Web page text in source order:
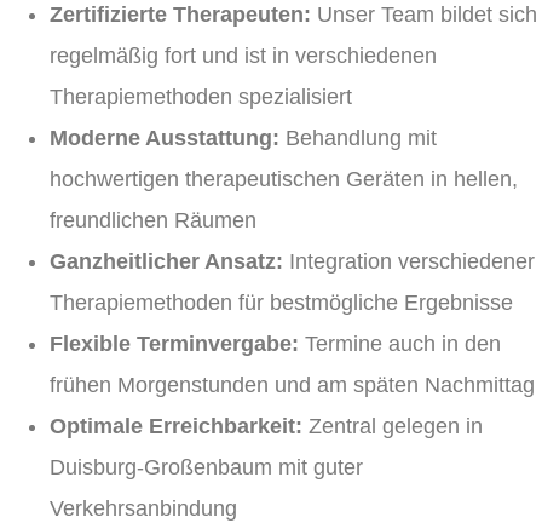
Zertifizierte Therapeuten: Unser Team bildet sich
regelmäßig fort und ist in verschiedenen
Therapiemethoden spezialisiert
Moderne Ausstattung: Behandlung mit
hochwertigen therapeutischen Geräten in hellen,
freundlichen Räumen
Ganzheitlicher Ansatz: Integration verschiedener
Therapiemethoden für bestmögliche Ergebnisse
Flexible Terminvergabe: Termine auch in den
frühen Morgenstunden und am späten Nachmittag
Optimale Erreichbarkeit: Zentral gelegen in
Duisburg-Großenbaum mit guter
Verkehrsanbindung